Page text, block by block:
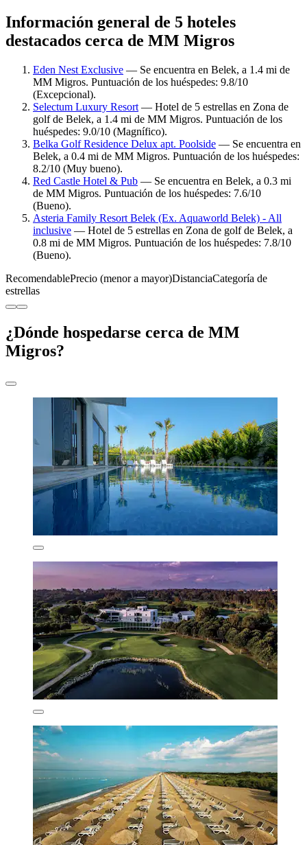
Información general de 5 hoteles
destacados cerca de MM Migros
Eden Nest Exclusive — Se encuentra en Belek, a 1.4 mi de
MM Migros. Puntuación de los huéspedes: 9.8/10
(Excepcional).
Selectum Luxury Resort — Hotel de 5 estrellas en Zona de
golf de Belek, a 1.4 mi de MM Migros. Puntuación de los
huéspedes: 9.0/10 (Magnífico).
Belka Golf Residence Delux apt. Poolside — Se encuentra en
Belek, a 0.4 mi de MM Migros. Puntuación de los huéspedes:
8.2/10 (Muy bueno).
Red Castle Hotel & Pub — Se encuentra en Belek, a 0.3 mi
de MM Migros. Puntuación de los huéspedes: 7.6/10
(Bueno).
Asteria Family Resort Belek (Ex. Aquaworld Belek) - All
inclusive — Hotel de 5 estrellas en Zona de golf de Belek, a
0.8 mi de MM Migros. Puntuación de los huéspedes: 7.8/10
(Bueno).
RecomendablePrecio (menor a mayor)DistanciaCategoría de
estrellas
¿Dónde hospedarse cerca de MM
Migros?